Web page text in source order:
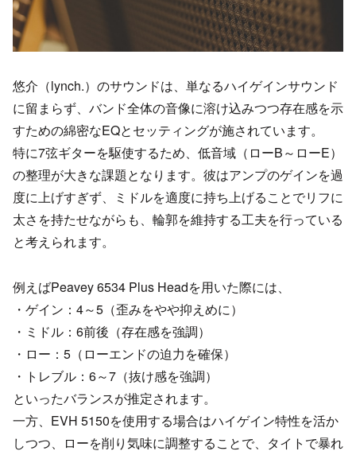
悠介（lynch.）のサウンドは、単なるハイゲインサウンド
に留まらず、バンド全体の音像に溶け込みつつ存在感を示
すための綿密なEQとセッティングが施されています。
特に7弦ギターを駆使するため、低音域（ローB～ローE）
の整理が大きな課題となります。彼はアンプのゲインを過
度に上げすぎず、ミドルを適度に持ち上げることでリフに
太さを持たせながらも、輪郭を維持する工夫を行っている
と考えられます。
例えばPeavey 6534 Plus Headを用いた際には、
・ゲイン：4～5（歪みをやや抑えめに）
・ミドル：6前後（存在感を強調）
・ロー：5（ローエンドの迫力を確保）
・トレブル：6～7（抜け感を強調）
といったバランスが推定されます。
一方、EVH 5150を使用する場合はハイゲイン特性を活か
しつつ、ローを削り気味に調整することで、タイトで暴れ